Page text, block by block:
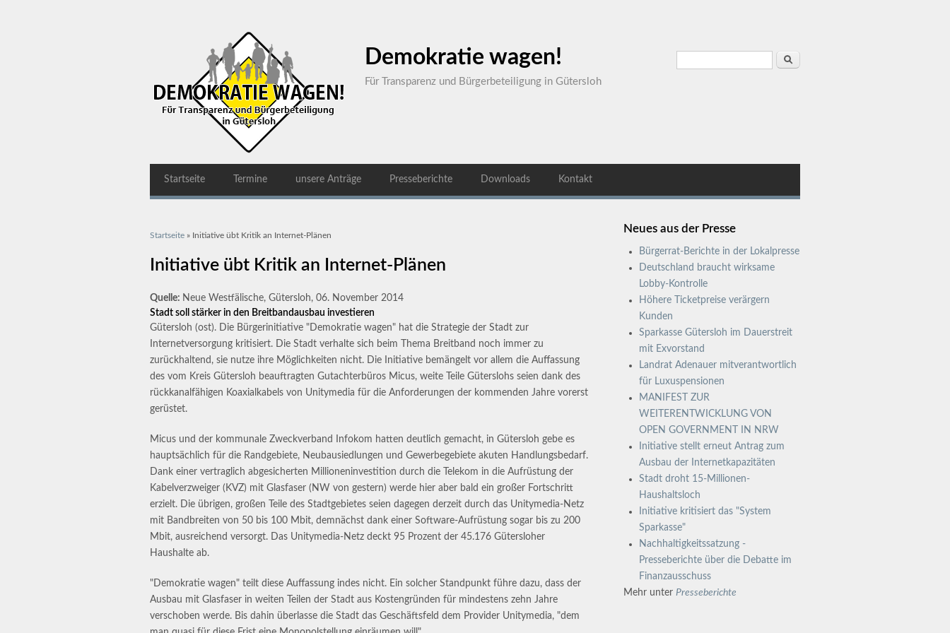
Demokratie wagen!
Für Transparenz und Bürgerbeteiligung in Gütersloh
Suche
Startseite Termine unsere Anträge Presseberichte Downloads Kontakt
Sie sind hier
Startseite » Initiative übt Kritik an Internet-Plänen
Initiative übt Kritik an Internet-Plänen
Quelle: Neue Westfälische, Gütersloh, 06. November 2014
Stadt soll stärker in den Breitbandausbau investieren
Gütersloh (ost). Die Bürgerinitiative "Demokratie wagen" hat die Strategie der Stadt zur
Internetversorgung kritisiert. Die Stadt verhalte sich beim Thema Breitband noch immer zu
zurückhaltend, sie nutze ihre Möglichkeiten nicht. Die Initiative bemängelt vor allem die Auffassung
des vom Kreis Gütersloh beauftragten Gutachterbüros Micus, weite Teile Güterslohs seien dank des
rückkanalfähigen Koaxialkabels von Unitymedia für die Anforderungen der kommenden Jahre vorerst
gerüstet.
Micus und der kommunale Zweckverband Infokom hatten deutlich gemacht, in Gütersloh gebe es
hauptsächlich für die Randgebiete, Neubausiedlungen und Gewerbegebiete akuten Handlungsbedarf.
Dank einer vertraglich abgesicherten Millioneninvestition durch die Telekom in die Aufrüstung der
Kabelverzweiger (KVZ) mit Glasfaser (NW von gestern) werde hier aber bald ein großer Fortschritt
erzielt. Die übrigen, großen Teile des Stadtgebietes seien dagegen derzeit durch das Unitymedia-Netz
mit Bandbreiten von 50 bis 100 Mbit, demnächst dank einer Software-Aufrüstung sogar bis zu 200
Mbit, ausreichend versorgt. Das Unitymedia-Netz deckt 95 Prozent der 45.176 Gütersloher
Haushalte ab.
"Demokratie wagen" teilt diese Auffassung indes nicht. Ein solcher Standpunkt führe dazu, dass der
Ausbau mit Glasfaser in weiten Teilen der Stadt aus Kostengründen für mindestens zehn Jahre
verschoben werde. Bis dahin überlasse die Stadt das Geschäftsfeld dem Provider Unitymedia, "dem
Neues aus der Presse
Bürgerrat-Berichte in der Lokalpresse
Deutschland braucht wirksame
Lobby-Kontrolle
Höhere Ticketpreise verärgern
Kunden
Sparkasse Gütersloh im Dauerstreit
mit Exvorstand
Landrat Adenauer mitverantwortlich
für Luxuspensionen
MANIFEST ZUR
WEITERENTWICKLUNG VON
OPEN GOVERNMENT IN NRW
Initiative stellt erneut Antrag zum
Ausbau der Internetkapazitäten
Stadt droht 15-Millionen-
Haushaltsloch
Initiative kritisiert das "System
Sparkasse"
Nachhaltigkeitssatzung -
Presseberichte über die Debatte im
Finanzausschuss
Mehr unter Presseberichte